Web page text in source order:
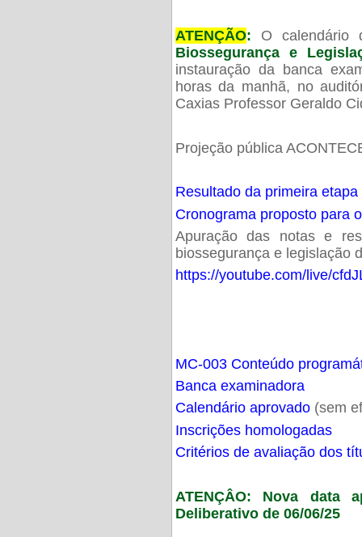
ATENÇÃO: O calendário
Biossegurança e
instauração da banca
horas da manhã, no
Caxias Professor Geraldo
Projeção pública
Resultado da primeira
Cronograma proposto para
Apuração das notas e
biossegurança e legislação
https://youtube.com/live/
MC-003 Conteúdo
Banca examinadora
Calendário aprovado(sem
Inscrições homologadas
Critérios de avaliação dos
ATENÇÂO: Nova data
Deliberativo de 06/06/25